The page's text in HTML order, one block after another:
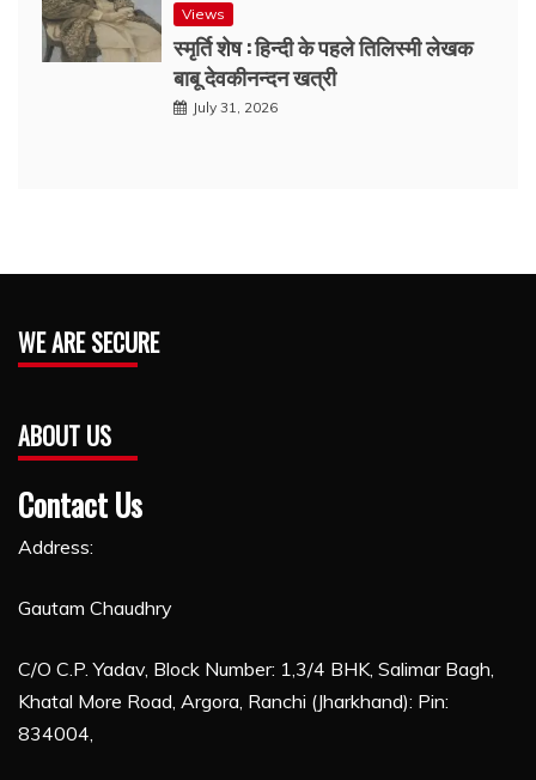
Views
स्मृर्ति शेष : हिन्दी के पहले तिलिस्मी लेखक
बाबू देवकीनन्दन खत्री
July 31, 2026
WE ARE SECURE
ABOUT US
Contact Us
Address:
Gautam Chaudhry
C/O C.P. Yadav, Block Number: 1,3/4 BHK, Salimar Bagh,
Khatal More Road, Argora, Ranchi (Jharkhand): Pin:
834004,